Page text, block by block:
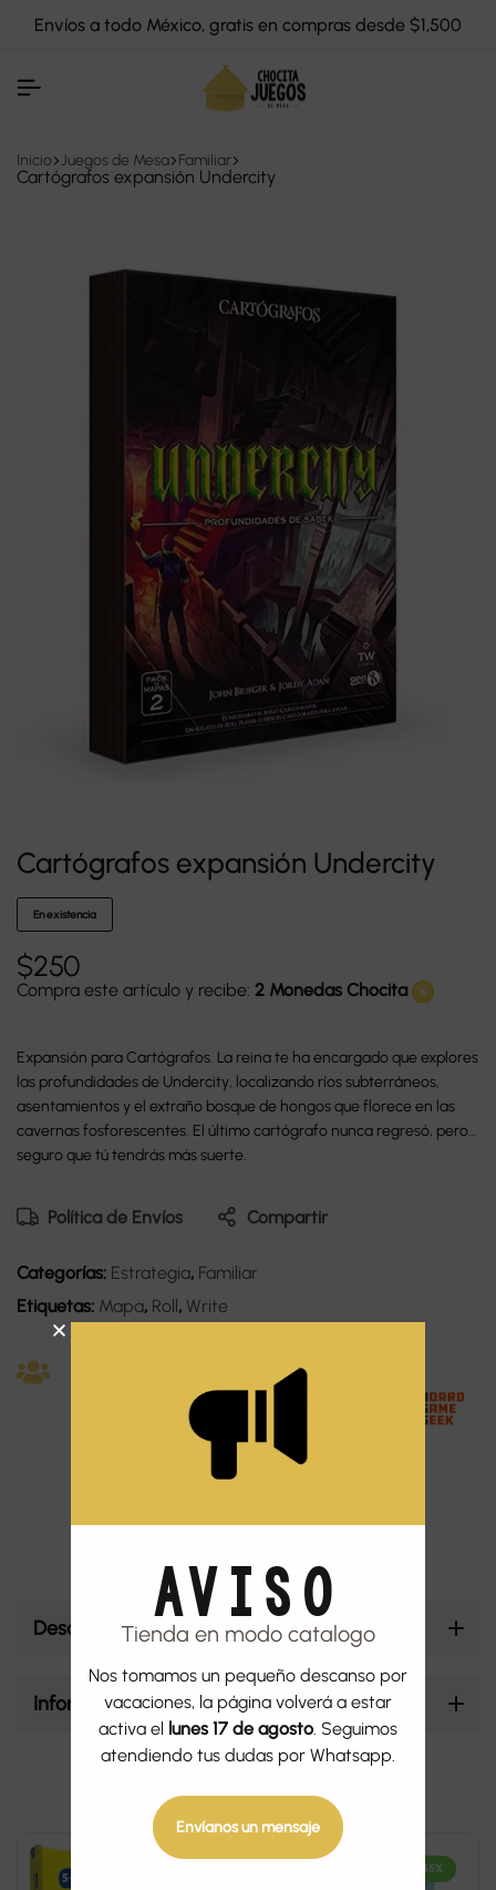
Envíos a todo México, gratis en compras desde $1,500
Inicio Juegos de Mesa Familiar
Cartógrafos expansión Undercity
Cartógrafos expansión Undercity
En existencia
$250
Compra este artículo y recibe: 2 Monedas Chocita
Expansión para Cartógrafos. La reina te ha encargado que explores
las profundidades de Undercity, localizando ríos subterráneos,
asentamientos y el extraño bosque de hongos que florece en las
cavernas fosforescentes. El último cartógrafo nunca regresó, pero
seguro que tú tendrás más suerte.
Política de Envíos Compartir
Categorías: Estrategia, Familiar
Etiquetas: Mapa, Roll, Write
Descripción
Información adicional
-45%
AVISO
Tienda en modo catalogo
Nos tomamos un pequeño descanso por
vacaciones, la página volverá a estar
activa el lunes 17 de agosto. Seguimos
atendiendo tus dudas por Whatsapp.
Envíanos un mensaje